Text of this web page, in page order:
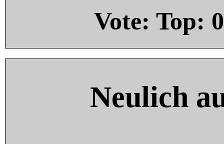
Vote: Top: 0
Neulich